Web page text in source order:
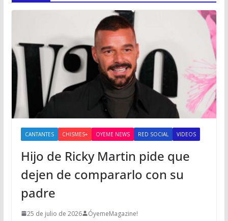
CANTANTES CHISMES+ OYEME NEWS RED SOCIAL VIDEOS
Hijo de Ricky Martin pide que
dejen de compararlo con su
padre
25 de julio de 2026 ÓyemeMagazine!